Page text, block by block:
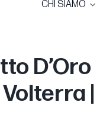
CHI SIAMO
D’Oro
|